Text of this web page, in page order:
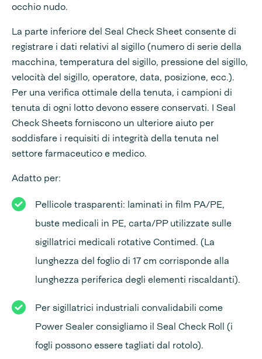
occhio nudo.
La parte inferiore del Seal Check Sheet consente di
registrare i dati relativi al sigillo (numero di serie della
macchina, temperatura del sigillo, pressione del sigillo,
velocità del sigillo, operatore, data, posizione, ecc.).
Per una verifica ottimale della tenuta, i campioni di
tenuta di ogni lotto devono essere conservati. I Seal
Check Sheets forniscono un ulteriore aiuto per
soddisfare i requisiti di integrità della tenuta nel
settore farmaceutico e medico.
Adatto per:
Pellicole trasparenti: laminati in film PA/PE,
buste medicali in PE, carta/PP utilizzate sulle
sigillatrici medicali rotative Contimed. (La
lunghezza del foglio di 17 cm corrisponde alla
lunghezza periferica degli elementi riscaldanti).
Per sigillatrici industriali convalidabili come
Power Sealer consigliamo il Seal Check Roll (i
fogli possono essere tagliati dal rotolo).